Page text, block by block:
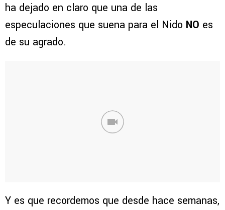
ha dejado en claro que una de las
especulaciones que suena para el Nido NO es
de su agrado.
Y es que recordemos que desde hace semanas,